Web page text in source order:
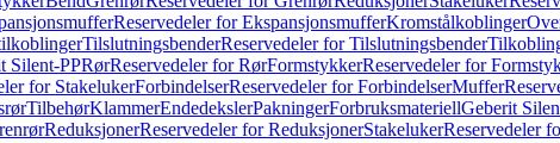
Reservedeler for EkspansjonsmufferKromstålkoblinger
TilslutningsbenderReservedeler for Tilslutningsbender
Silent-PPRørReservedeler for RørFormstykkerReservedeler for
for StakelukerForbindelserReservedeler for ForbindelserMuffer
TilbehørKlammerEndedekslerPakningerForbruksmateriellGeberit
ReduksjonerReservedeler for ReduksjonerStakelukerReservedeler